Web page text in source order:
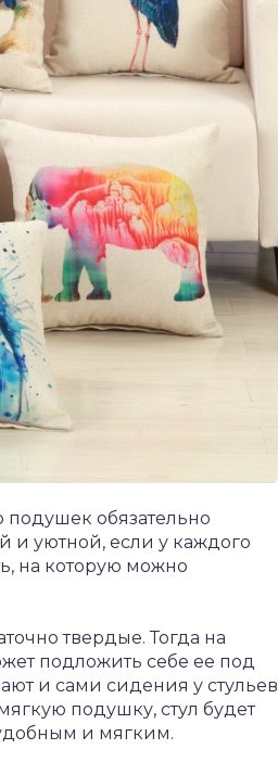
подушек обязательно
и уютной, если у каждого
на которую можно
твердые. Тогда на
подложить себе ее под
и сами сидения у стульев
подушку, стул будет
и мягким.